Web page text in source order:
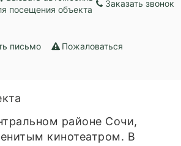
посещения объекта
Заказать звонок
письмо Пожаловаться
районе Сочи,
кинотеатром. В